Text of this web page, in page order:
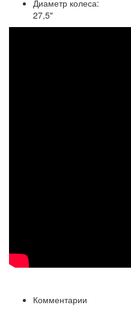
Диаметр колеса:
27,5"
Комментарии